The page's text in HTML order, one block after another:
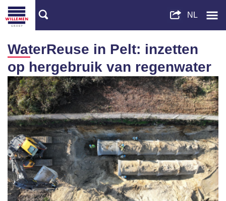
WaterReuse in Pelt: inzetten
op hergebruik van regenwater